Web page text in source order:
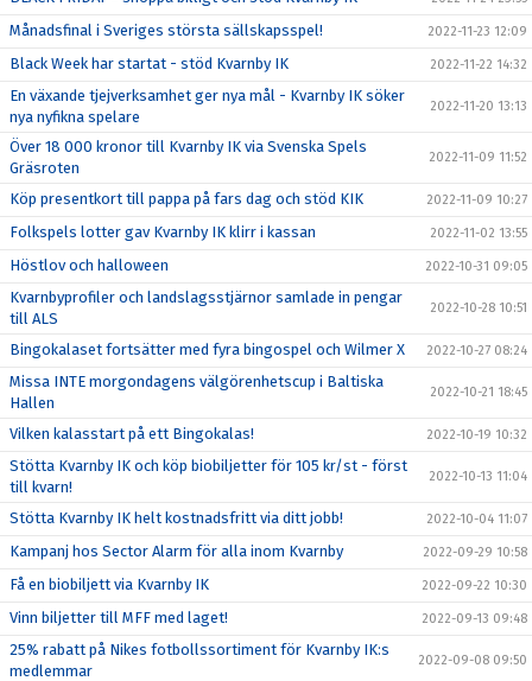
Månadsfinal i Sveriges största sällskapsspel! 2022-11-23 12:09
Black Week har startat - stöd Kvarnby IK 2022-11-22 14:32
En växande tjejverksamhet ger nya mål - Kvarnby IK söker
nya nyfikna spelare
2022-11-20 13:13
Över 18 000 kronor till Kvarnby IK via Svenska Spels
Gräsroten
2022-11-09 11:52
Köp presentkort till pappa på fars dag och stöd KIK 2022-11-09 10:27
Folkspels lotter gav Kvarnby IK klirr i kassan 2022-11-02 13:55
Höstlov och halloween 2022-10-31 09:05
Kvarnbyprofiler och landslagsstjärnor samlade in pengar
till ALS
2022-10-28 10:51
Bingokalaset fortsätter med fyra bingospel och Wilmer X 2022-10-27 08:24
Missa INTE morgondagens välgörenhetscup i Baltiska
Hallen
2022-10-21 18:45
Vilken kalasstart på ett Bingokalas! 2022-10-19 10:32
Stötta Kvarnby IK och köp biobiljetter för 105 kr/st - först
till kvarn!
2022-10-13 11:04
Stötta Kvarnby IK helt kostnadsfritt via ditt jobb! 2022-10-04 11:07
Kampanj hos Sector Alarm för alla inom Kvarnby 2022-09-29 10:58
Få en biobiljett via Kvarnby IK 2022-09-22 10:30
Vinn biljetter till MFF med laget! 2022-09-13 09:48
25% rabatt på Nikes fotbollssortiment för Kvarnby IK:s
medlemmar
2022-09-08 09:50